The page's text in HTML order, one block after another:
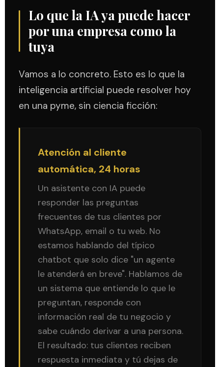
Lo que la IA ya puede hacer
por una empresa como la
tuya
Vamos a lo concreto. Esto es lo que la
inteligencia artificial puede resolver hoy
en una pyme, sin ciencia ficción:
Atención al cliente
automática, 24 horas
Un asistente con IA puede
responder las preguntas
frecuentes de tus clientes por
WhatsApp, email o tu web. No
estamos hablando del típico
chatbot que solo dice "un agente
le atenderá en breve". Hablamos de
un sistema que entiende lo que le
preguntan, responde con
información real de tu negocio y
sabe cuándo derivar a una persona.
El resultado: tus clientes reciben
respuesta inmediata y tú dejas de